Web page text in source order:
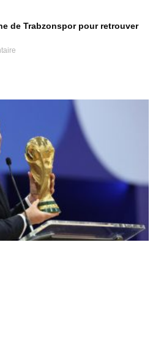
de Trabzonspor pour retrouver